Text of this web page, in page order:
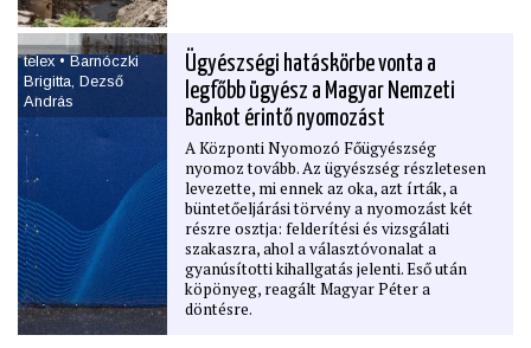
telex • Barnóczki
Brigitta, Dezső
András
Ügyészségi hatáskörbe vonta a
legfőbb ügyész a Magyar Nemzeti
Bankot érintő nyomozást
A Központi Nyomozó Főügyészség
nyomoz tovább. Az ügyészség részletesen
levezette, mi ennek az oka, azt írták, a
büntetőeljárási törvény a nyomozást két
részre osztja: felderítési és vizsgálati
szakaszra, ahol a választóvonalat a
gyanúsítotti kihallgatás jelenti. Eső után
köpönyeg, reagált Magyar Péter a
döntésre.